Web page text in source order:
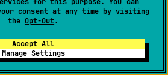
consent at any time by visiting
the Opt-Out.
Accept All
Manage Settings
動